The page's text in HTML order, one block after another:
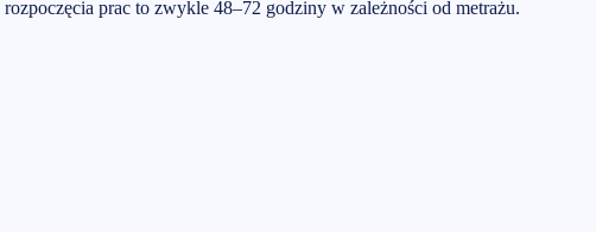
prac to zwykle 48–72 godziny w zależności od metrażu.